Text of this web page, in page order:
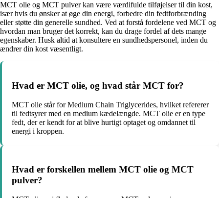
MCT olie og MCT pulver kan være værdifulde tilføjelser til din kost,
især hvis du ønsker at øge din energi, forbedre din fedtforbrænding
eller støtte din generelle sundhed. Ved at forstå fordelene ved MCT og
hvordan man bruger det korrekt, kan du drage fordel af dets mange
egenskaber. Husk altid at konsultere en sundhedspersonel, inden du
ændrer din kost væsentligt.
Hvad er MCT olie, og hvad står MCT for?
MCT olie står for Medium Chain Triglycerides, hvilket refererer
til fedtsyrer med en medium kædelængde. MCT olie er en type
fedt, der er kendt for at blive hurtigt optaget og omdannet til
energi i kroppen.
Hvad er forskellen mellem MCT olie og MCT
pulver?